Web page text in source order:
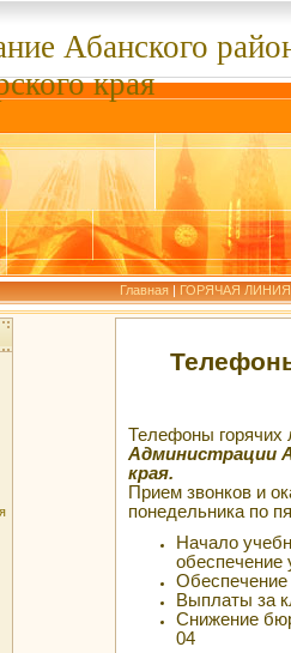
Абанского
края
Главная | ГОРЯЧАЯ ЛИНИЯ
Телефоны горячих
Администрации
края.
Прием звонков и
понедельника по
Начало
обеспечение
Обеспечение
Выплаты за
Снижение
04